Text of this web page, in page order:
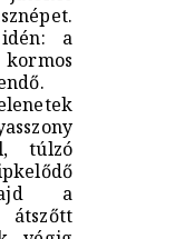
a
túlzó
a